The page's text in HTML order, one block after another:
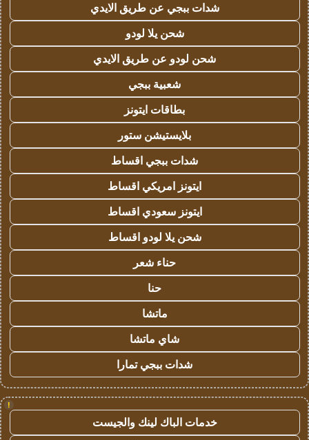
شدات ببجي عن طريق الايدي
شحن يلا لودو
شحن لودو عن طريق الايدي
شعبية ببجي
بطاقات ايتونز
بلايستيشن ستور
شدات ببجي اقساط
ايتونز امريكي اقساط
ايتونز سعودي اقساط
شحن يلا لودو اقساط
حناء شعر
حنا
ماتشا
شاي ماتشا
شدات ببجي تمارا
!
خدمات الباك لينك والجيست